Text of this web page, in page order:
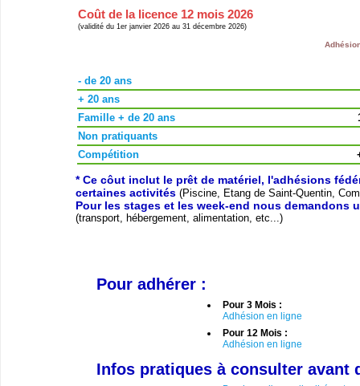
Coût de la licence 12 mois 2026
(validité du 1er janvier 2026 au 31 décembre 2026)
- de 20 ans
+ 20 ans
Famille + de 20 ans
Non pratiquants
Compétition
* Ce côut inclut le prêt de matériel, l'adhésions
certaines activités (Piscine, Etang de Saint-Quentin,
Pour les stages et les week-end nous demandons
(transport, hébergement, alimentation, etc...)
Pour adhérer :
Pour 3 Mois :
Adhésion en ligne
Pour 12 Mois :
Adhésion en ligne
Infos pratiques à consulter avant